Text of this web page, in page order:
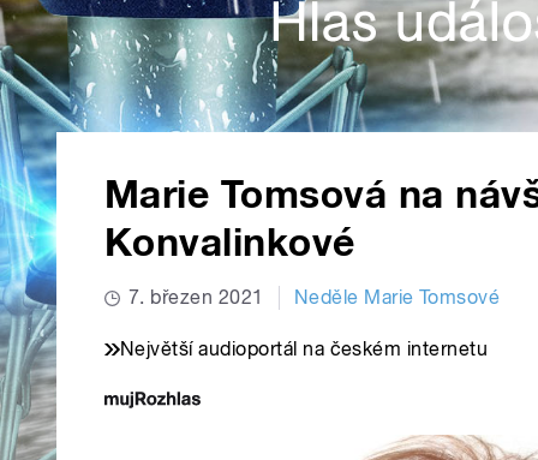
Marie Tomsová na
Konvalinkové
7. březen 2021 Neděle Marie Tomsové
Největší audioportál na českém internetu